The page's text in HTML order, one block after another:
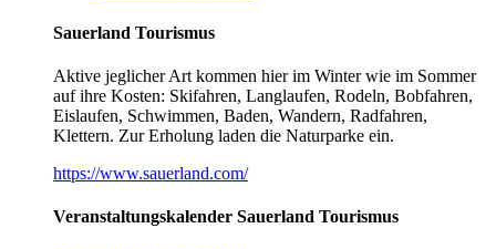
Sauerland Tourismus
Aktive jeglicher Art kommen hier im Winter wie im Sommer
auf ihre Kosten: Skifahren, Langlaufen, Rodeln, Bobfahren,
Eislaufen, Schwimmen, Baden, Wandern, Radfahren,
Klettern. Zur Erholung laden die Naturparke ein.
https://www.sauerland.com/
Veranstaltungskalender Sauerland Tourismus